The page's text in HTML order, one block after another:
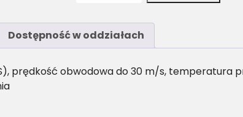
ś
ć
/
Dostępność w oddziałach
prędkość obwodowa do 30 m/s, temperatura